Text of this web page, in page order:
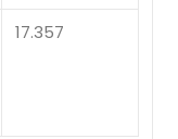
17.357